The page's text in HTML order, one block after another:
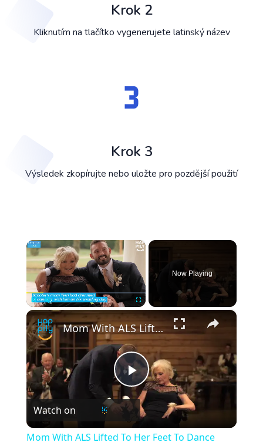
Krok 2
Kliknutím na tlačítko vygenerujete latinský název
Krok 3
Výsledek zkopírujte nebo uložte pro pozdější použití
×
Unmute
Now Playing
×
Play
Video
Mom With ALS Lifted To Her Feet To Dance With Son On Wedding Day | Happily TV
Watch on
Mom With ALS Lifted To Her Feet To Dance